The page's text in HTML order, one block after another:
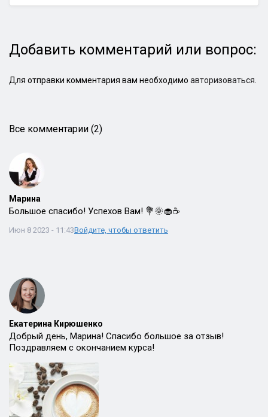
Добавить комментарий или вопрос:
Для отправки комментария вам необходимо авторизоваться
Все комментарии (2)
Марина
Большое спасибо! Успехов Вам! 💐🌞🧁☕
Июн 8 2023 - 11:43Войдите, чтобы ответить
Екатерина Кирюшенко
Добрый день, Марина! Спасибо большое за отзыв!
Поздравляем с окончанием курса!